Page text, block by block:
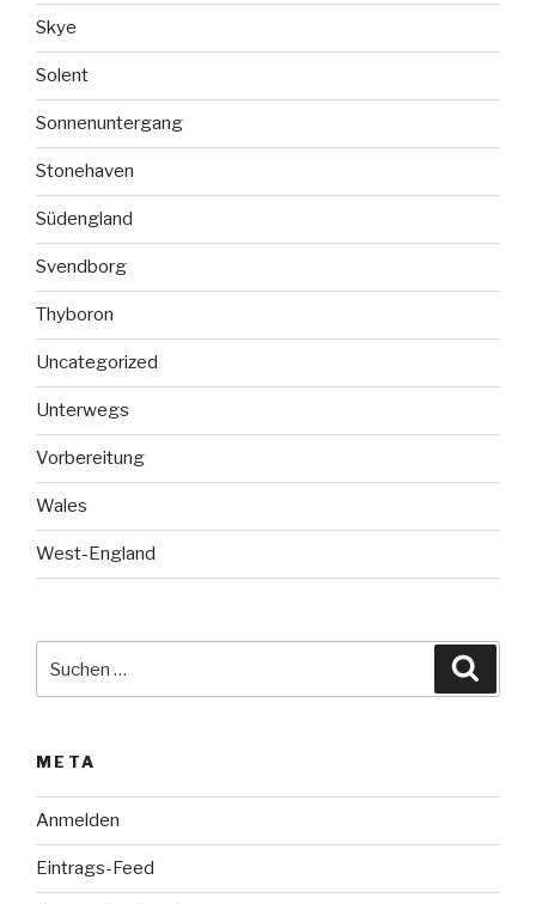
Skye
Solent
Sonnenuntergang
Stonehaven
Südengland
Svendborg
Thyboron
Uncategorized
Unterwegs
Vorbereitung
Wales
West-England
META
Anmelden
Eintrags-Feed